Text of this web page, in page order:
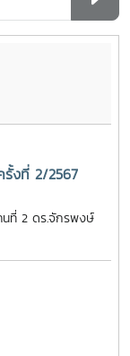
งที่ 2/2567
นที่ 2 ดร.จักรพงษ์